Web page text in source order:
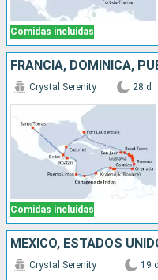
Comidas incluidas
Comidas incluidas
Crystal Serenity 28 d
MÉXICO, ESTADOS
Crystal Serenity 19 d